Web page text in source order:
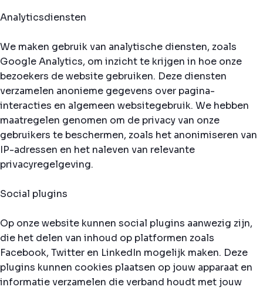
Analyticsdiensten
We maken gebruik van analytische diensten, zoals
Google Analytics, om inzicht te krijgen in hoe onze
bezoekers de website gebruiken. Deze diensten
verzamelen anonieme gegevens over pagina-
interacties en algemeen websitegebruik. We hebben
maatregelen genomen om de privacy van onze
gebruikers te beschermen, zoals het anonimiseren van
IP-adressen en het naleven van relevante
privacyregelgeving.
Social plugins
Op onze website kunnen social plugins aanwezig zijn,
die het delen van inhoud op platformen zoals
Facebook, Twitter en LinkedIn mogelijk maken. Deze
plugins kunnen cookies plaatsen op jouw apparaat en
informatie verzamelen die verband houdt met jouw